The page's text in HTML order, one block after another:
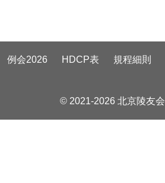
例会2026 HDCP表 規程細則
© 2021-2026 北京陵友会